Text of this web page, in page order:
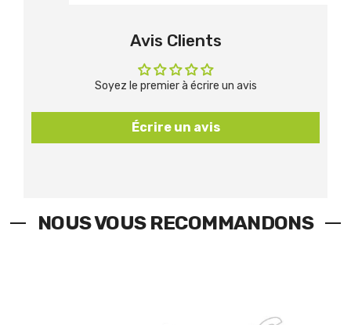
Avis Clients
Soyez le premier à écrire un avis
Écrire un avis
NOUS VOUS RECOMMANDONS